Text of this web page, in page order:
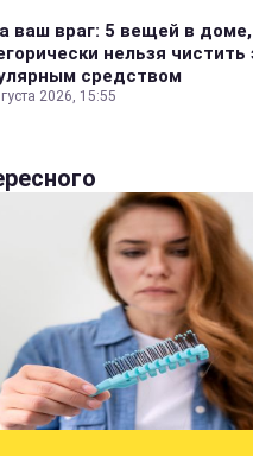
ваш враг: 5 вещей в
нельзя чистить
средством
2026, 15:55